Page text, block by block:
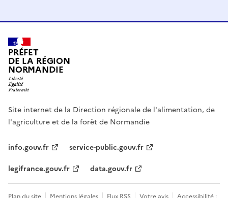
PRÉFET
DE LA RÉGION
NORMANDIE
Site internet de la Direction régionale de l'alimentation, de
l'agriculture et de la forêt de Normandie
info.gouv.fr
service-public.gouv.fr
legifrance.gouv.fr
data.gouv.fr